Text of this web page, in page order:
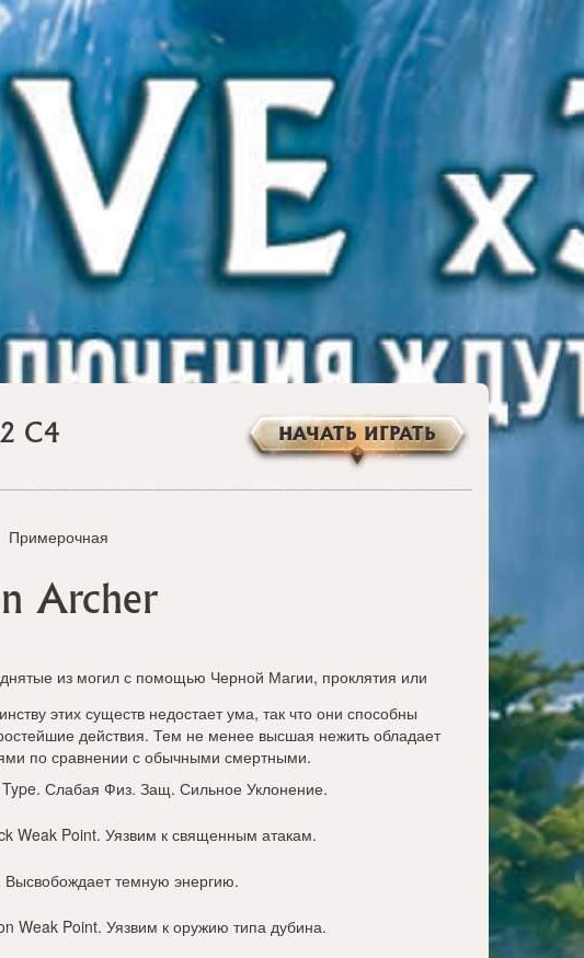
C4 НАЧАТЬ ИГРАТЬ
Примерочная
Archer
из могил с помощью Черной Магии, проклятия или
этих существ недостает ума, так что они способны
действия. Тем не менее высшая нежить обладает
по сравнении с обычными смертными.
. Слабая Физ. Защ. Сильное Уклонение.
Weak Point. Уязвим к священным атакам.
Высвобождает темную энергию.
Weak Point. Уязвим к оружию типа дубина.